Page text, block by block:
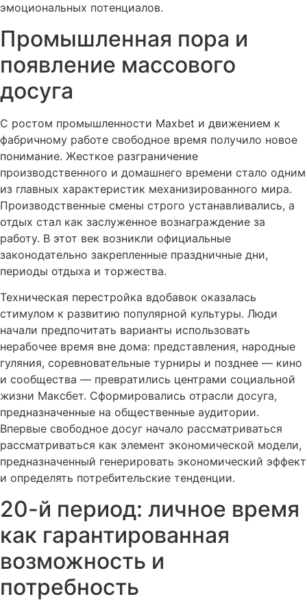
эмоциональных потенциалов.
Промышленная пора и
появление массового
досуга
С ростом промышленности Maxbet и движением к
фабричному работе свободное время получило новое
понимание. Жесткое разграничение
производственного и домашнего времени стало одним
из главных характеристик механизированного мира.
Производственные смены строго устанавливались, а
отдых стал как заслуженное вознаграждение за
работу. В этот век возникли официальные
законодательно закрепленные праздничные дни,
периоды отдыха и торжества.
Техническая перестройка вдобавок оказалась
стимулом к развитию популярной культуры. Люди
начали предпочитать варианты использовать
нерабочее время вне дома: представления, народные
гуляния, соревновательные турниры и позднее — кино
и сообщества — превратились центрами социальной
жизни Максбет. Сформировались отрасли досуга,
предназначенные на общественные аудитории.
Впервые свободное досуг начало рассматриваться
рассматриваться как элемент экономической модели,
предназначенный генерировать экономический эффект
и определять потребительские тенденции.
20-й период: личное время
как гарантированная
возможность и
потребность